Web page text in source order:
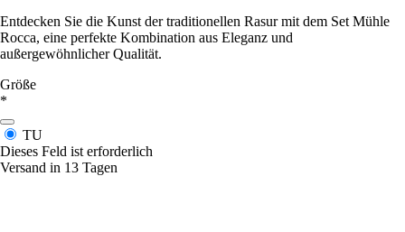
Entdecken Sie die Kunst der traditionellen Rasur mit dem Set Mühle
Rocca, eine perfekte Kombination aus Eleganz und
außergewöhnlicher Qualität.
Größe
*
TU
Dieses Feld ist erforderlich
Versand in 13 Tagen